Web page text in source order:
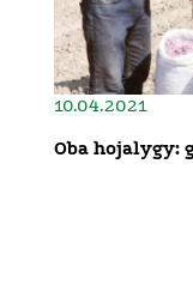
10.04.2021
Oba hojalygy: